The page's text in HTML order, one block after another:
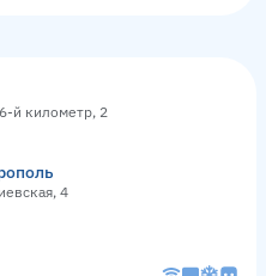
й километр, 2
4